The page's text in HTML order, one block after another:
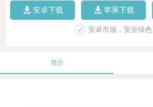
安卓下载 苹果下载
安卓市场，安全绿色
简介